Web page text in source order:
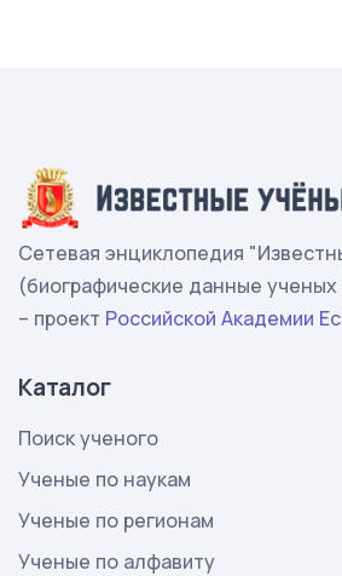
Сетевая энциклопедия
(биографические данные
– проект Российской Академии
Каталог
Поиск ученого
Ученые по наукам
Ученые по регионам
Ученые по алфавиту